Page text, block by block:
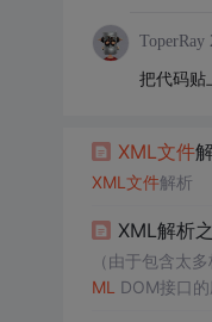
ToperRay
把代码贴
XML文件
XML文件解析
XML解析之
ML DOM接口